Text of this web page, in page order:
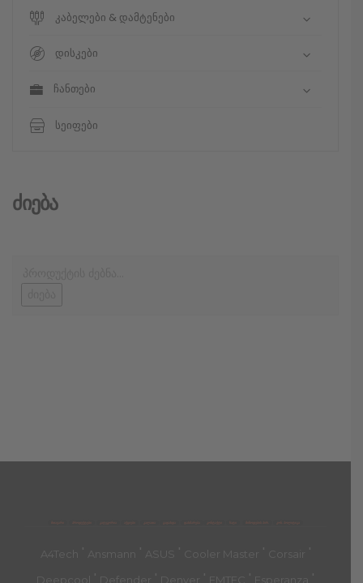
კაბელები & დამტენები
დისკები
ჩანთები
სეიფები
Ძიება
მთავარი კალათა
A4Tech ' Ansmann ' ASUS ' Cooler Master ' Corsair '
Deepcool Defender Denver EMTEC Esperanza